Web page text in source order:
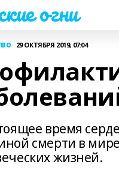
огни
29 ОКТЯБРЯ 2019, 07:04
время
смерти в
жизней.